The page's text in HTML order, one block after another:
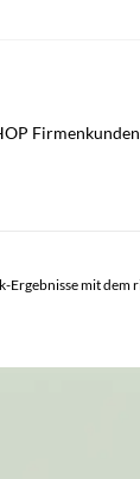
Firmenkunden
Ergebnisse mit